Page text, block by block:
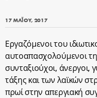
17 ΜΑΪ́ΟΥ, 2017
Εργαζόμενοι του
αυτοαπασχολούμενοι
συνταξιούχοι, άνεργοι,
τάξης και των λαϊκών
πρωί στην απεργιακή